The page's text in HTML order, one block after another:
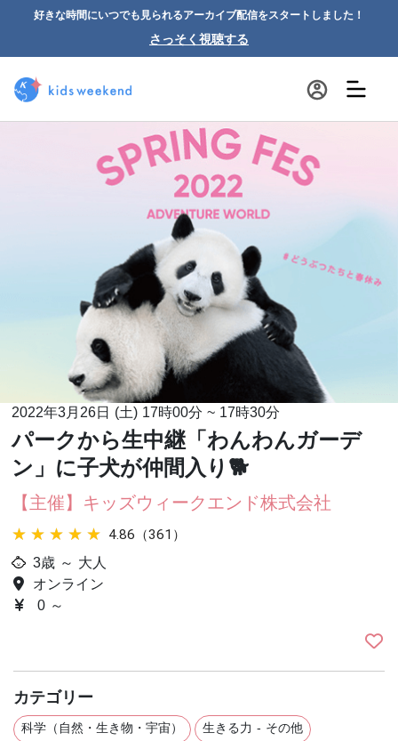
好きな時間にいつでも見られるアーカイブ配信をスタートしました！
さっそく視聴する
2022年3月26日 (土) 17時00分 ~ 17時30分
パークから生中継「わんわんガーデ
ン」に子犬が仲間入り🐕
【主催】キッズウィークエンド株式会社
★★★★★
★★★★★ 4.86（361）
3歳 ～ 大人
オンライン
0 ～
カテゴリー
科学（自然・生き物・宇宙）
生きる力 - その他